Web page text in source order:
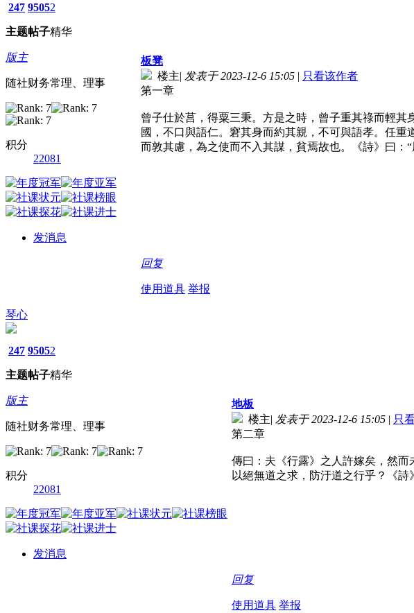
247
主题
9505
帖子
2
精华
版主
随社财务常理、理事
积分
22081
发消息
板凳
楼主| 发表于 2023-12-6 15:05 | 只看该作者
第一章
曾子仕於莒，得粟三秉。方是之時，曾子重其祿而輕
國，不口與語仁。窘其身而約其親，不可與語孝。任
而敦其慮，為之使而不入其謀，貧焉故也。《詩》曰：
回复
使用道具 举报
琴心
247
主题
9505
帖子
2
精华
版主
随社财务常理、理事
积分
22081
发消息
地板
楼主| 发表于 2023-12-6 15:05 | 只
第二章
傳曰：夫《行露》之人許嫁矣，然而
以絕無道之求，防汙道之行乎？《
回复
使用道具 举报